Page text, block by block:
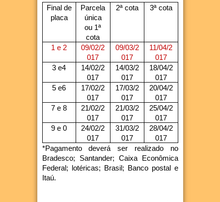
Final de
placa
Parcela
única
ou 1ª
cota
2ª cota 3ª cota
1 e 2
09/02/2
017
09/03/2
017
11/04/2
017
3 e4
14/02/2
017
14/03/2
017
18/04/2
017
5 e6
17/02/2
017
17/03/2
017
20/04/2
017
7 e 8
21/02/2
017
21/03/2
017
25/04/2
017
9 e 0
24/02/2
017
31/03/2
017
28/04/2
017
*Pagamento deverá ser realizado no
Bradesco; Santander; Caixa Econômica
Federal; lotéricas; Brasil; Banco postal e
Itaú.